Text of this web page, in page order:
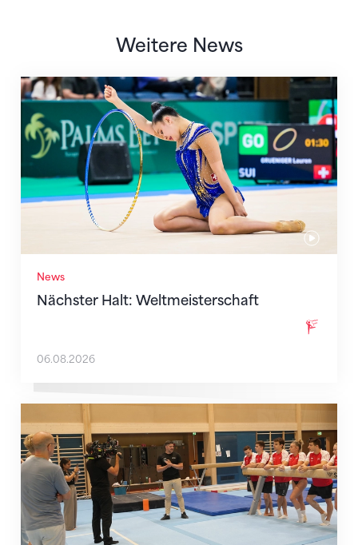
Weitere News
News
Nächster Halt: Weltmeisterschaft
Nächster Halt: Weltmeisterschaft
06.08.2026
Mit klaren Zielen nach Zagreb